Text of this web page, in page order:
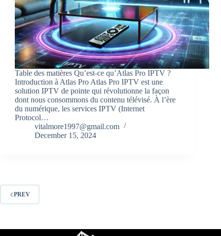
Table des matières Qu’est-ce qu’Atlas Pro IPTV ?
Introduction à Atlas Pro Atlas Pro IPTV est une
solution IPTV de pointe qui révolutionne la façon
dont nous consommons du contenu télévisé. À l’ère
du numérique, les services IPTV (Internet
Protocol…
vitalmore1997@gmail.com
December 15, 2024
PREV